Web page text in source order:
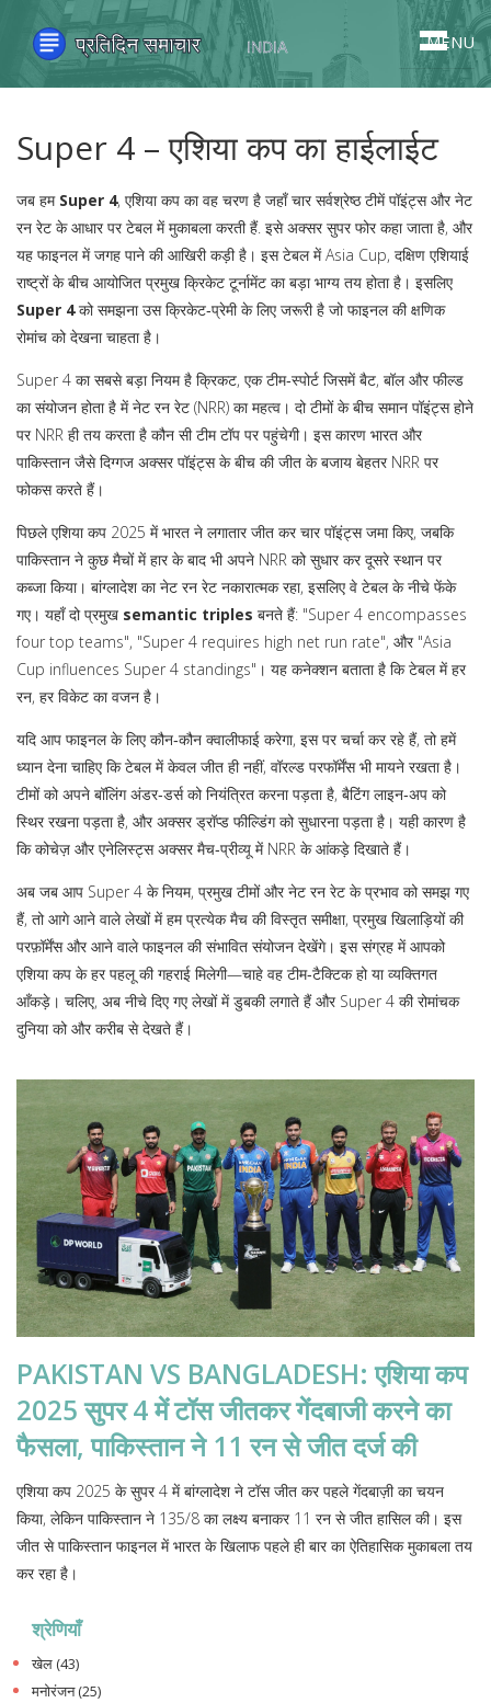
MENU
Super 4 – एशिया कप का हाईलाईट
जब हम Super 4, एशिया कप का वह चरण है जहाँ चार सर्वश्रेष्ठ टीमें पॉइंट्स और नेट
रन रेट के आधार पर टेबल में मुकाबला करती हैं. इसे अक्सरसुपर फोरकहा जाता है, और
यह फाइनल में जगह पाने की आखिरी कड़ी है। इस टेबल मेंAsia Cup, दक्षिण एशियाई
राष्ट्रों के बीच आयोजित प्रमुख क्रिकेट टूर्नामेंट का बड़ा भाग्य तय होता है। इसलिए
Super 4को समझना उस क्रिकेट‑प्रेमी के लिए जरूरी है जो फाइनल की क्षणिक
रोमांच को देखना चाहता है।
Super 4 का सबसे बड़ा नियम है क्रिकट, एक टीम‑स्पोर्ट जिसमें बैट, बॉल और फील्ड
का संयोजन होता है में नेट रन रेट (NRR) का महत्व। दो टीमों के बीच समान पॉइंट्स होने
पर NRR ही तय करता है कौन सी टीम टॉप पर पहुंचेगी। इस कारण भारत और
पाकिस्तान जैसे दिग्गज अक्सर पॉइंट्स के बीच की जीत के बजाय बेहतर NRR पर
फोकस करते हैं।
पिछले एशिया कप 2025 में भारत ने लगातार जीत कर चार पॉइंट्स जमा किए, जबकि
पाकिस्तान ने कुछ मैचों में हार के बाद भी अपने NRR को सुधार कर दूसरे स्थान पर
कब्जा किया। बांग्लादेश का नेट रन रेट नकारात्मक रहा, इसलिए वे टेबल के नीचे फेंके
गए। यहाँ दो प्रमुख semantic triples बनते हैं: "Super 4 encompasses
four top teams", "Super 4 requires high net run rate", और "Asia
Cup influences Super 4 standings"। यह कनेक्शन बताता है कि टेबल में हर
रन, हर विकेट का वजन है।
यदि आप फाइनल के लिए कौन‑कौन क्वालीफाई करेगा, इस पर चर्चा कर रहे हैं, तो हमें
ध्यान देना चाहिए कि टेबल में केवल जीत ही नहीं, वॉरल्ड परफॉर्मेंस भी मायने रखता है।
टीमों को अपने बॉलिंग अंडर‑डर्स को नियंत्रित करना पड़ता है, बैटिंग लाइन‑अप को
स्थिर रखना पड़ता है, और अक्सर ड्रॉप्ड फील्डिंग को सुधारना पड़ता है। यही कारण है
कि कोचेज़ और एनेलिस्ट्स अक्सर मैच‑प्रीव्यू में NRR के आंकड़े दिखाते हैं।
अब जब आप Super 4 के नियम, प्रमुख टीमों और नेट रन रेट के प्रभाव को समझ गए
हैं, तो आगे आने वाले लेखों में हम प्रत्येक मैच की विस्तृत समीक्षा, प्रमुख खिलाड़ियों की
परफ़ॉर्मेंस और आने वाले फाइनल की संभावित संयोजन देखेंगे। इस संग्रह में आपको
एशिया कप के हर पहलू की गहराई मिलेगी—चाहे वह टीम‑टैक्टिक हो या व्यक्तिगत
आँकड़े। चलिए, अब नीचे दिए गए लेखों में डुबकी लगाते हैं और Super 4 की रोमांचक
दुनिया को और करीब से देखते हैं।
PAKISTAN VS BANGLADESH: एशिया कप
2025 सुपर 4 में टॉस जीतकर गेंदबाजी करने का
फैसला, पाकिस्तान ने 11 रन से जीत दर्ज की
एशिया कप 2025 के सुपर 4 में बांग्लादेश ने टॉस जीत कर पहले गेंदबाज़ी का चयन
किया, लेकिन पाकिस्तान ने 135/8 का लक्ष्य बनाकर 11 रन से जीत हासिल की। इस
जीत से पाकिस्तान फाइनल में भारत के खिलाफ पहले ही बार का ऐतिहासिक मुकाबला तय
कर रहा है।
श्रेणियाँ
खेल (43)
मनोरंजन(25)